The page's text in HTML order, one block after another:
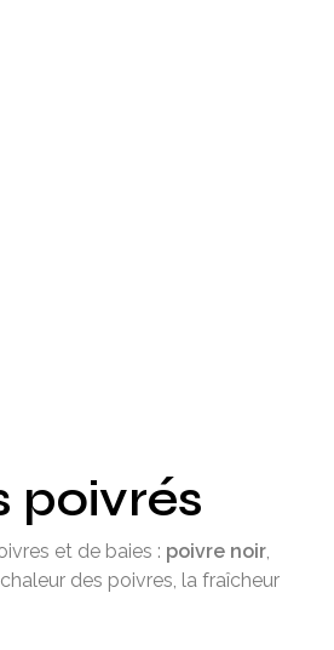
poivrés
et de baies : poivre noir,
des poivres, la fraîcheur